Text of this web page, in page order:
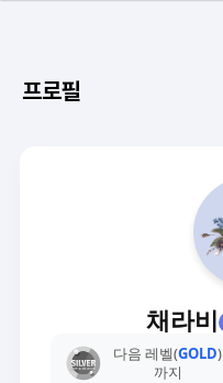
프로필
채라비
다음 레벨(GOLD)
까지